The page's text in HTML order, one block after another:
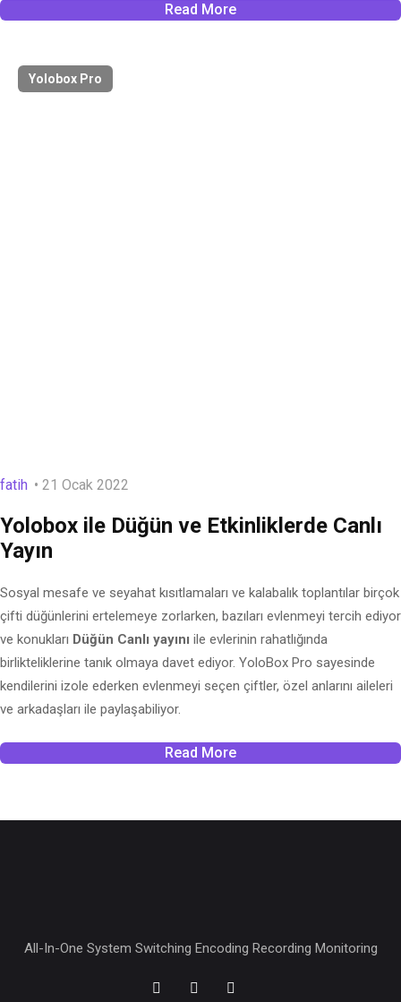
Read More
Yolobox Pro
fatih 21 Ocak 2022
Yolobox ile Düğün ve Etkinliklerde Canlı
Yayın
Sosyal mesafe ve seyahat kısıtlamaları ve kalabalık toplantılar birçok
çifti düğünlerini ertelemeye zorlarken, bazıları evlenmeyi tercih ediyor
ve konukları Düğün Canlı yayını ile evlerinin rahatlığında
birlikteliklerine tanık olmaya davet ediyor. YoloBox Pro sayesinde
kendilerini izole ederken evlenmeyi seçen çiftler, özel anlarını aileleri
ve arkadaşları ile paylaşabiliyor.
Read More
All-In-One System Switching Encoding Recording Monitoring